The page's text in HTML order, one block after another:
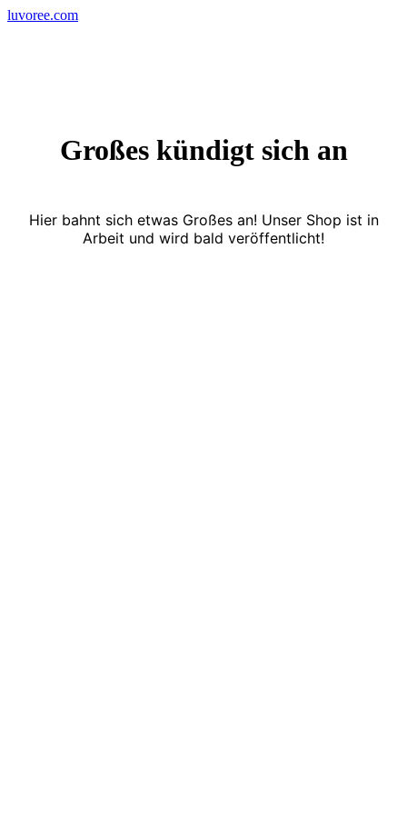
Skip
luvoree.com
Großes kündigt sich an
Hier bahnt sich etwas Großes an! Unser Shop ist in
Arbeit und wird bald veröffentlicht!